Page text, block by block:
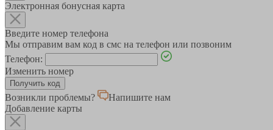
Электронная бонусная карта
Введите номер телефона
Мы отправим вам код в смс на телефон или позвоним
Телефон:
Изменить номер
Возникли проблемы?
Напишите нам
Добавление карты